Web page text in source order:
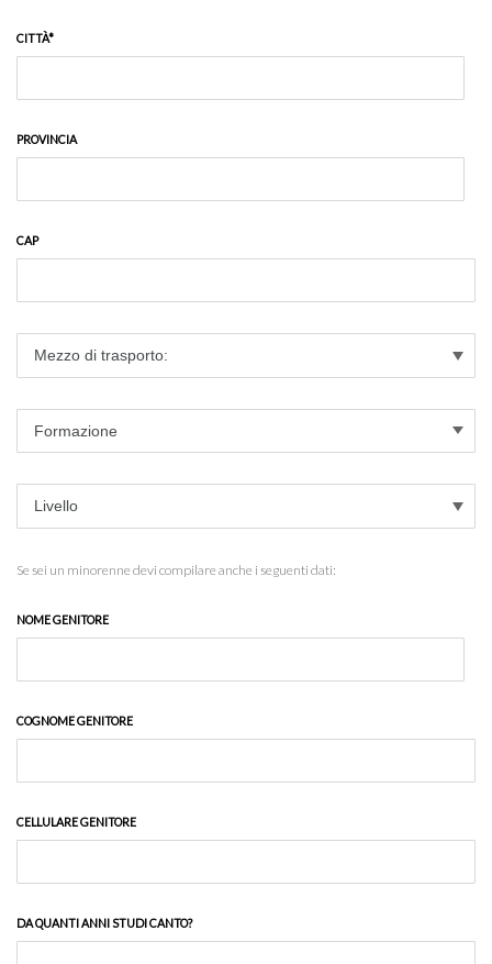
CITTÀ*
PROVINCIA
CAP
Se sei un minorenne devi compilare anche i seguenti dati:
NOME GENITORE
COGNOME GENITORE
CELLULARE GENITORE
DA QUANTI ANNI STUDI CANTO?